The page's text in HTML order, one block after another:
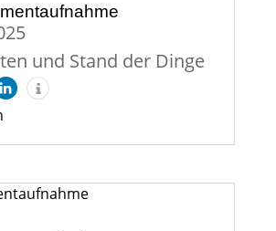
und Stand der Dinge